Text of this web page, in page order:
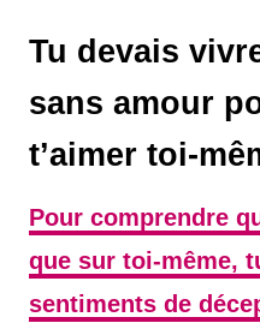
Tu devais
sans amour
t’aimer toi-
Pour comprendre
que sur toi-même,
sentiments de